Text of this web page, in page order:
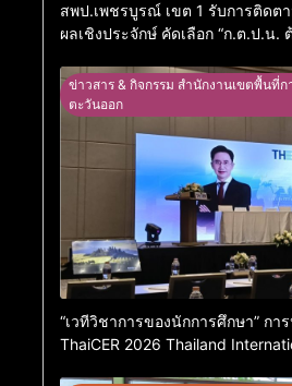
สพป.เพชรบูรณ์ เขต 1 รับการติดต
ผลเชิงประจักษ์ คัดเลือก “ก.ต.ป.น.
ข่าวสาร & กิจกรรม สำนักงานเขตพื้นที่
ตะวันออก
“เวทีวิชาการของนักการศึกษา” กา
ThaiCER 2026 Thailand